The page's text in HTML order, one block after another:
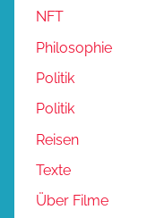
NFT
Philosophie
Politik
Politik
Reisen
Texte
Über Filme